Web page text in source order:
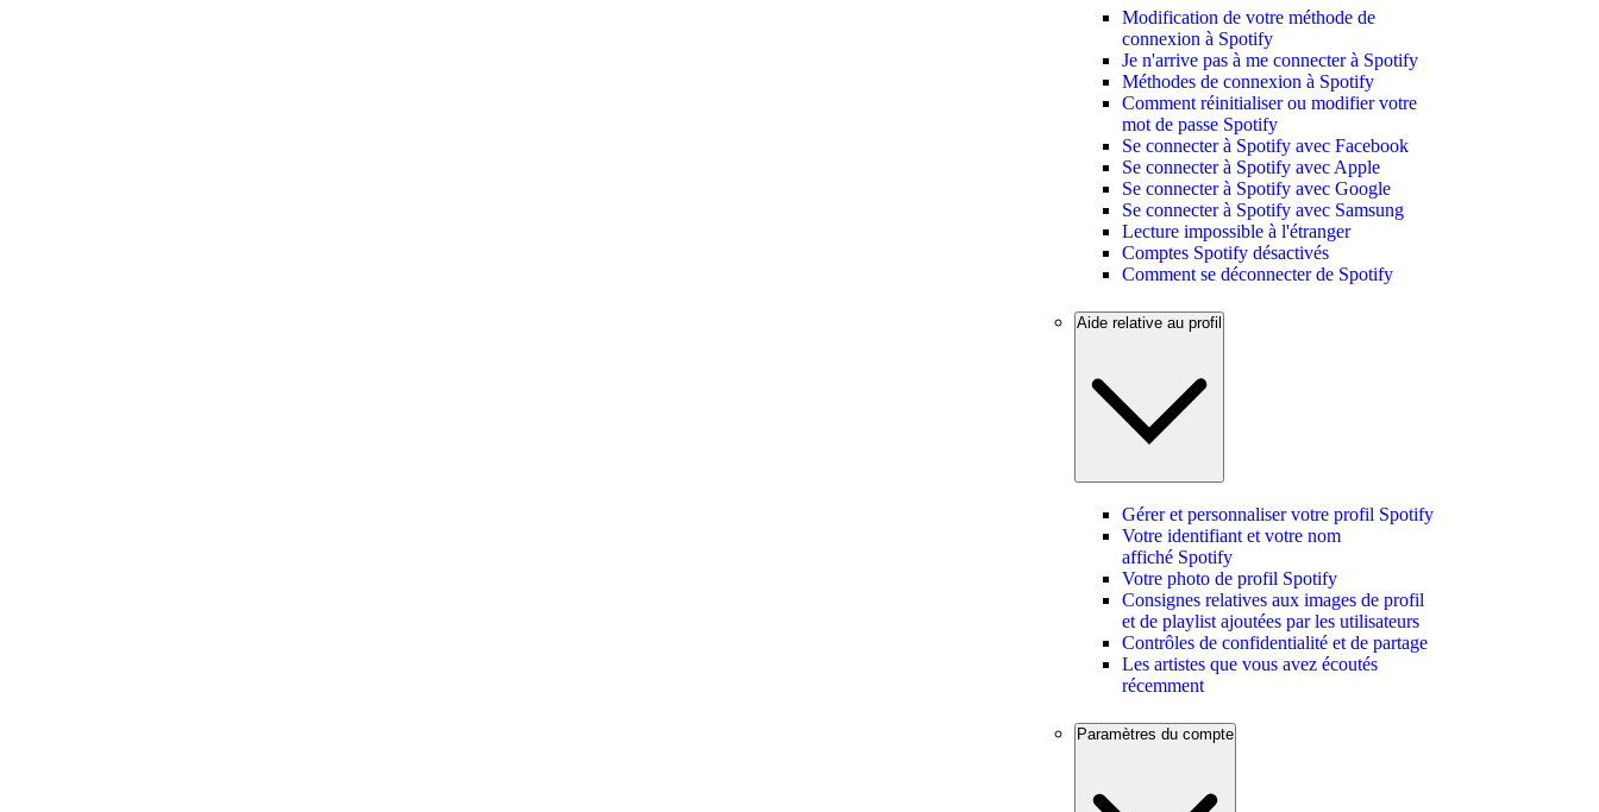
Modification de votre méthode de
connexion à Spotify
Je n'arrive pas à me connecter à Spotify
Méthodes de connexion à Spotify
Comment réinitialiser ou modifier votre
mot de passe Spotify
Se connecter à Spotify avec Facebook
Se connecter à Spotify avec Apple
Se connecter à Spotify avec Google
Se connecter à Spotify avec Samsung
Lecture impossible à l'étranger
Comptes Spotify désactivés
Comment se déconnecter de Spotify
Aide relative au profil
Gérer et personnaliser votre profil Spotify
Votre identifiant et votre nom
affiché Spotify
Votre photo de profil Spotify
Consignes relatives aux images de profil
et de playlist ajoutées par les utilisateurs
Contrôles de confidentialité et de partage
Les artistes que vous avez écoutés
récemment
Paramètres du compte